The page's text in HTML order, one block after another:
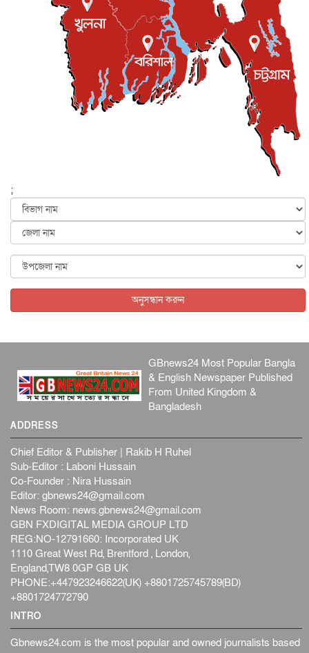
ইস্ট লন্ডন মসজিদের জুমার খুতবা : “কুরআন হোক জীবন দেখার
লেন্স...
ইসলাম ও জীবন ৭ আগস্ট, ২০২৬
সিলেটের কন্যা মোহিনী রশিদ এনওয়াইপিডির উচ্চপদস্থ কর্মকর্তা
দেশজুড়ে ৬ আগস্ট, ২০২৬
আজ থেকে সবার জন্য উন্মুক্ত জুলাই স্মৃতি জাদুঘর
৬ আগস্ট, ২০২৬
৬ আগস্ট, ২০২৬
জুলাইয়ের কৃতিত্ব নেওয়ার জন্য সবাই প্রতিযোগিতায় নেমেছে :
৬ আগস্ট, ২০২৬
৬ আগস্ট, ২০২৬
;
অনুসন্ধান করুন
GBnews24 Most Popular Bangla
& English Newspaper Published
From United Kingdom &
Bangladesh
ADDRESS
Chief Editor & Publisher | Rakib H Ruhel
Sub-Editor : Laboni Hussain
Co-Founder : Nira Hussain
Editor: gbnews24@gmail.com
News Room: news.gbnews24@gmail.com
GBN FXDIGITAL MEDIA GROUP LTD
REG:NO-12791660: Incorporated UK
1110 Great West Rd, Brentford , London,
England,TW8 0GP GB UK
PHONE:+447923246622(UK) +8801725745789(BD)
+8801724772790
INTRO
Gbnews24.com is the most popular and owned journalists based